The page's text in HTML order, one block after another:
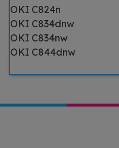
OKI C824n
OKI C834dnw
OKI C834nw
OKI C844dnw